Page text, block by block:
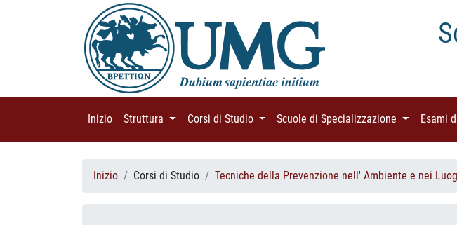
Inizio (current)
Struttura (current)Corsi di Studio (current)Scuole di Specializzazione (current)
Esami
Inizio Corsi di Studio Tecniche della Prevenzione nell' Ambiente e nei